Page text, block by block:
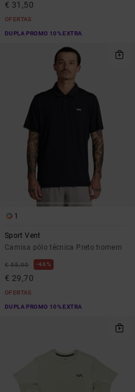
€ 31,50
OFERTAS
DUPLA PROMO 10% EXTRA
1
Sport Vent
Camisa pólo técnica Preto homem
€ 55,00 46%
€ 29,70
OFERTAS
DUPLA PROMO 10% EXTRA